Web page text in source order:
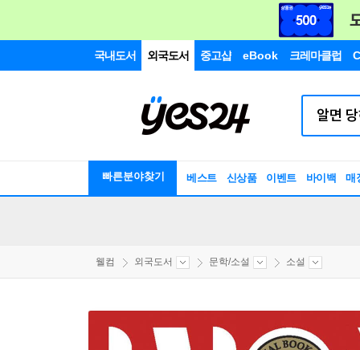
국내도서 외국도서 중고샵 eBook 크레마클럽
빠른분야찾기 베스트 신상품 이벤트 바이백 매
웰컴 외국도서 문학/소설 소설